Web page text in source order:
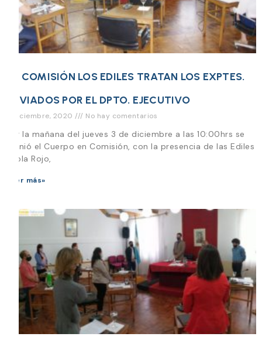
EN COMISIÓN LOS EDILES TRATAN LOS EXPTES.
ENVIADOS POR EL DPTO. EJECUTIVO
3 diciembre, 2020 No hay comentarios
Por la mañana del jueves 3 de diciembre a las 10:00hrs se
reunió el Cuerpo en Comisión, con la presencia de las Ediles
Paola Rojo,
Leer más»